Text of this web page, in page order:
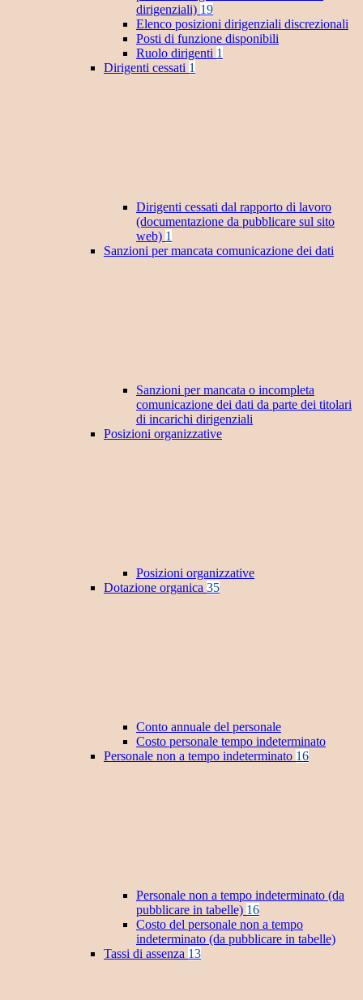
dirigenziali) 19
Elenco posizioni dirigenziali discrezionali
Posti di funzione disponibili
Ruolo dirigenti 1
Dirigenti cessati 1
Dirigenti cessati dal rapporto di lavoro
(documentazione da pubblicare sul sito
web) 1
Sanzioni per mancata comunicazione dei dati
Sanzioni per mancata o incompleta
comunicazione dei dati da parte dei titolari
di incarichi dirigenziali
Posizioni organizzative
Posizioni organizzative
Dotazione organica 35
Conto annuale del personale
Costo personale tempo indeterminato
Personale non a tempo indeterminato 16
Personale non a tempo indeterminato (da
pubblicare in tabelle) 16
Costo del personale non a tempo
indeterminato (da pubblicare in tabelle)
Tassi di assenza 13